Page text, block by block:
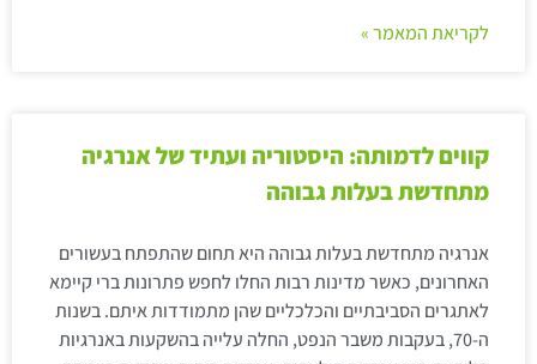
לקריאת המאמר »
קווים לדמותה: היסטוריה ועתיד של אנרגיה
מתחדשת בעלות גבוהה
אנרגיה מתחדשת בעלות גבוהה היא תחום שהתפתח בעשורים
האחרונים, כאשר מדינות רבות החלו לחפש פתרונות ברי קיימא
לאתגרים הסביבתיים והכלכליים שהן מתמודדות איתם. בשנות
ה-70, בעקבות משבר הנפט, החלה עלייה בהשקעות באנרגיות